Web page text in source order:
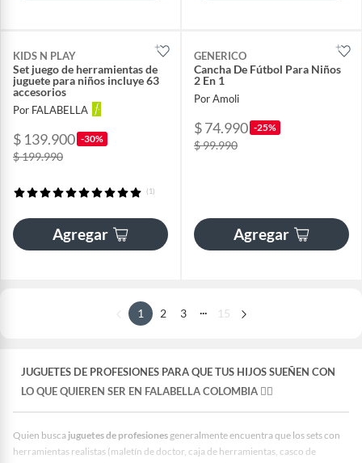
KIDS N PLAY
Set juego de herramientas de
juguete para niños incluye 63
accesorios
Por FALABELLA
$ 139.900 -30%
$ 199.990
(1)
Agregar
GENERICO
Cancha De Fútbol Para Niños
2 En 1
Por Amoli
$ 74.990 -25%
$ 99.990
Agregar
1 2 3 ... 15
JUGUETES DE PROFESIONES PARA QUE TUS HIJOS SUEÑEN CON
LO QUE QUIEREN SER EN FALABELLA COLOMBIA 👩‍⚕️
Quien busca juguetes de profesiones generalmente encuentra que los sets con
herramientas realistas (maletín de doctor, caja de herramientas, casco de